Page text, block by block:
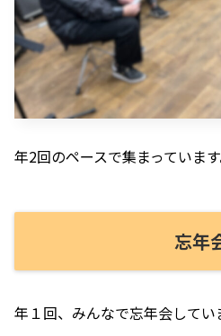
年2回のペースで集まっています
忘年
年１回、みんなで忘年会してい